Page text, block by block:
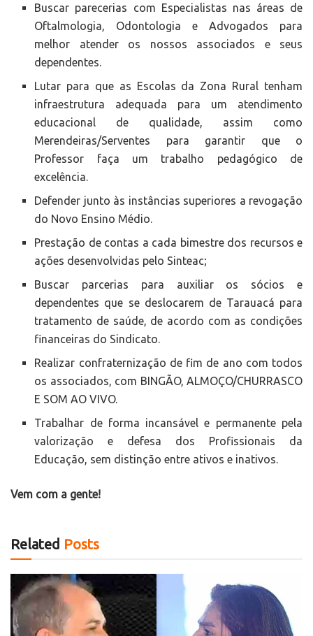
Buscar parecerias com Especialistas nas áreas de
Oftalmologia, Odontologia e Advogados para
melhor atender os nossos associados e seus
dependentes.
Lutar para que as Escolas da Zona Rural tenham
infraestrutura adequada para um atendimento
educacional de qualidade, assim como
Merendeiras/Serventes para garantir que o
Professor faça um trabalho pedagógico de
excelência.
Defender junto às instâncias superiores a revogação
do Novo Ensino Médio.
Prestação de contas a cada bimestre dos recursos e
ações desenvolvidas pelo Sinteac;
Buscar parcerias para auxiliar os sócios e
dependentes que se deslocarem de Tarauacá para
tratamento de saúde, de acordo com as condições
financeiras do Sindicato.
Realizar confraternização de fim de ano com todos
os associados, com BINGÃO, ALMOÇO/CHURRASCO
E SOM AO VIVO.
Trabalhar de forma incansável e permanente pela
valorização e defesa dos Profissionais da
Educação, sem distinção entre ativos e inativos.
Vem com a gente!
Related Posts